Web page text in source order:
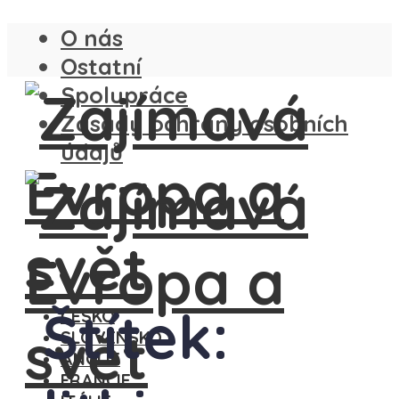
O nás
Ostatní
Spolupráce
Zásady ochrany osobních
údajů
ČESKO
SLOVENSKO
ANGLIE
FRANCIE
Štítek: